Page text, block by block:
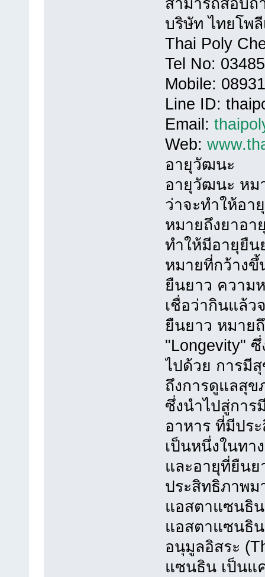
บริษัท ไทยโพ
Thai Poly
Tel No:
Mobile:
Line ID:
Email:
Web:
อายุวัฒนะ
อายุวัฒนะ หม
ว่าจะทำให้อา
หมายถึงยาอา
ทำให้มีอายุยืน
หมายที่กว้าง
ยืนยาว ความ
เชื่อว่ากินแล้ว
ยืนยาว หมาย
"Longevity"
ไปด้วย การมี
ถึงการดูแลสุข
ซึ่งนำไปสู่การ
อาหาร ที่มีปร
เป็นหนึ่งในทา
และอายุที่ยืน
ประสิทธิภาพ
แอสตาแซนธิน
แอสตาแซนธิ
อนุมูลอิสระ
แซนธิน เป็นแ